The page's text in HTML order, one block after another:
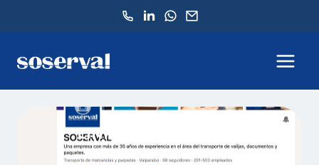
LINKEDIN SOSERVAL